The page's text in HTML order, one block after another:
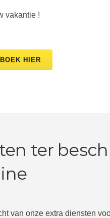
vakantie !
BOEK HIER
ter
van onze extra diensten